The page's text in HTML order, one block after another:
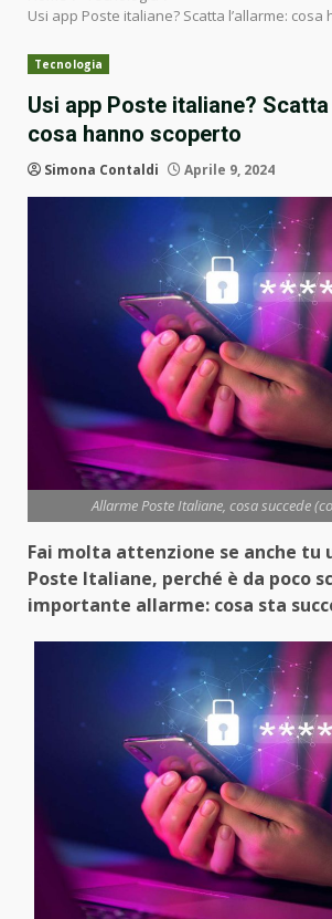
Usi app Poste italiane? Scatta l’allarme:
Tecnologia
Usi app Poste italiane? Scatta
cosa hanno scoperto
Simona Contaldi Aprile 9, 2024
Allarme Poste Italiane, cosa succede
Fai molta attenzione se anche tu
Poste Italiane, perché è da poco
importante allarme: cosa sta